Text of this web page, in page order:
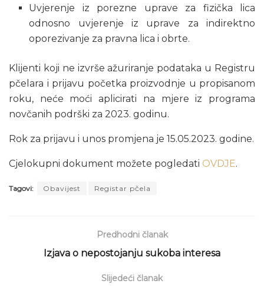
Uvjerenje iz porezne uprave za fizička lica
odnosno uvjerenje iz uprave za indirektno
oporezivanje za pravna lica i obrte.
Klijenti koji ne izvrše ažuriranje podataka u Registru
pčelara i prijavu početka proizvodnje u propisanom
roku, neće moći aplicirati na mjere iz programa
novčanih podrški za 2023. godinu.
Rok za prijavu i unos promjena je 15.05.2023. godine.
Cjelokupni dokument možete pogledati OVDJE.
Tagovi: Obavijest Registar pčela
Predhodni članak
Izjava o nepostojanju sukoba interesa
Slijedeći članak